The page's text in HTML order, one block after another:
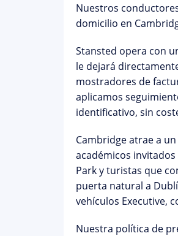
Nuestros
domicilio en
Stansted opera con
le dejará
mostradores de
aplicamos
identificativo, sin
Cambridge atrae a
académicos
Park y turistas que
puerta natural a
vehículos Executive,
Nuestra política de